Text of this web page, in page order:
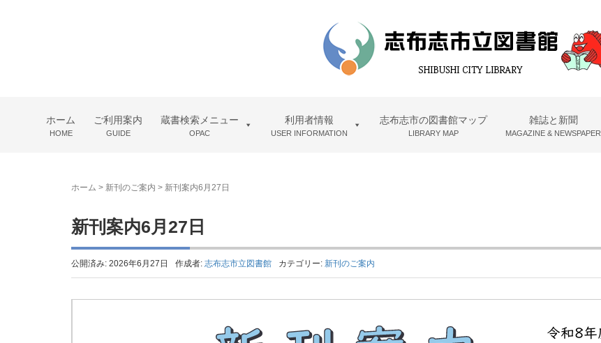
ホーム
HOME
ご利用案内
GUIDE
蔵書検索メニュー
OPAC
利用者情報
USER INFORMATION
志布志市の図書館マップ
LIBRARY MAP
雑誌と新聞
MAGAZINE & NEWSPAPER
ホーム > 新刊のご案内 > 新刊案内6月27日
新刊案内6月27日
公開済み: 2026年6月27日 作成者: 志布志市立図書館 カテゴリー: 新刊のご案内